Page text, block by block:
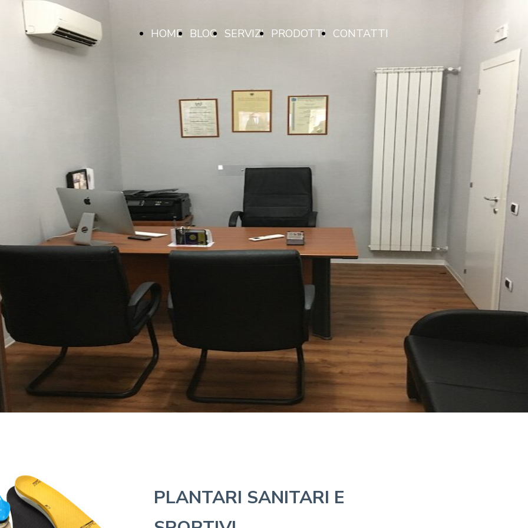
HOME BLOG SERVIZI PRODOTTI CONTATTI
PLANTARI SANITARI E